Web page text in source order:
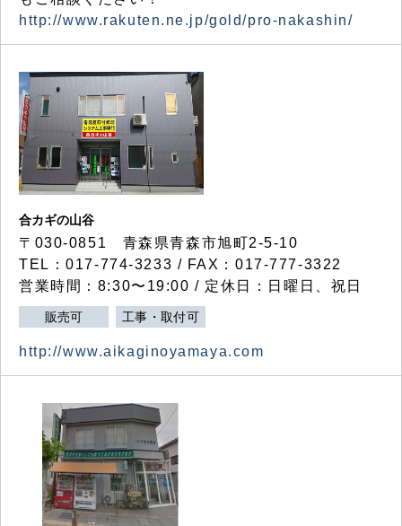
http://www.rakuten.ne.jp/gold/pro-nakashin/
合カギの山谷
〒030-0851 青森県青森市旭町2-5-10
TEL：017-774-3233 / FAX：017-777-3322
営業時間：8:30〜19:00 / 定休日：日曜日、祝日
販売可 工事・取付可
http://www.aikaginoyamaya.com